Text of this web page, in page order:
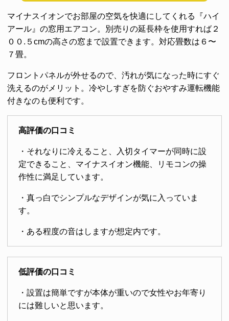
マイナスイオンでお部屋の空気を快適にしてくれる『ハイ
アール』の窓用エアコン。別売りの延長枠を使用すれば２
００.５cmの高さの窓まで設置できます。対応畳数は６〜
７畳。
フロントパネルが外せるので、汚れが気になった時にすぐ
洗えるのがメリット。冷やしすぎを防ぐおやすみ運転機能
付きなのも便利です。
高評価の口コミ
・それなりに冷えること、入切タイマーが同時に設
定できること、マイナスイオン機能、リモコンの操
作性に満足しています。
・真っ白でシンプルなデザインが気に入っていま
す。
・ある程度の音はしますが想定内です。
低評価の口コミ
・設置は簡単ですが本体が重いので女性やお年寄り
には難しいと思います。